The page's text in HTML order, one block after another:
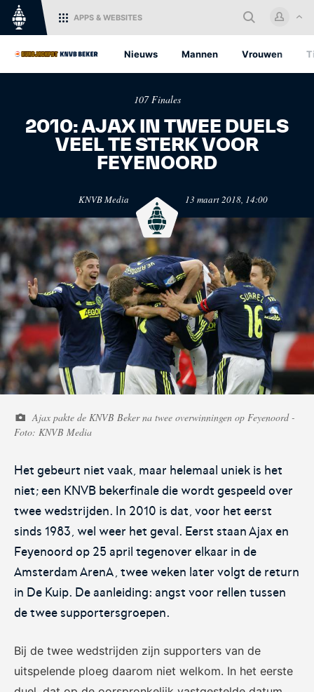
Log in met je KNVB Account of
maak een nieuw KNVB Account
aan.
Inloggen
Registreren
APPS & WEBSITES
Nieuws Mannen Vrouwen
ondersteuning van het
Nederlandse voetbal.
Het officiële kanaal van de
KNVB voor alle Oranjefans.
Voetbal.nl
Hét platform voor
amateurvoetballend
Eurojackpot KNVB
Beker
Voor het laatste nieuws,
Eurojackpot Vrouwen
Eredivisie
Eurojackpot Vrouwen
Eredivisie met het laatste
nieuws, programma,
KNVB Expertise
voor Betaald Voetbal.
107 Finales
2010: AJAX IN TWEE DUELS
VEEL TE STERK VOOR
FEYENOORD
KNVB Media 13 maart 2018, 14:00
Ajax pakte de KNVB Beker na twee overwinningen op Feyenoord -
Foto: KNVB Media
Het gebeurt niet vaak, maar helemaal uniek is het
niet; een KNVB bekerfinale die wordt gespeeld over
twee wedstrijden. In 2010 is dat, voor het eerst
sinds 1983, wel weer het geval. Eerst staan Ajax en
Feyenoord op 25 april tegenover elkaar in de
Amsterdam ArenA, twee weken later volgt de return
in De Kuip. De aanleiding: angst voor rellen tussen
de twee supportersgroepen.
Bij de twee wedstrijden zijn supporters van de
uitspelende ploeg daarom niet welkom. In het eerste